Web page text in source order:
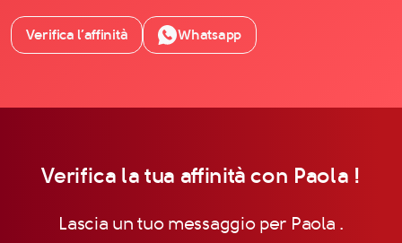
Verifica l’affinità Whatsapp
Verifica la tua affinità con Paola !
Lascia un tuo messaggio per Paola .